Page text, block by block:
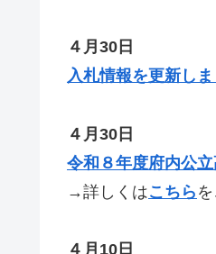
４月30日
入札情報を更新しま
４月30日
令和８年度府内公
→詳しくはこちら
４月10日